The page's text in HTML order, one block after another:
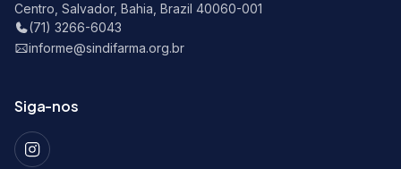
Centro, Salvador, Bahia, Brazil 40060-001
(71) 3266-6043
informe@sindifarma.org.br
Siga-nos